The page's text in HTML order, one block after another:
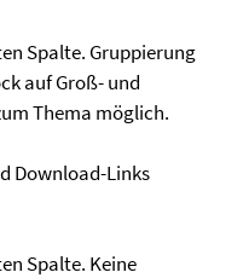
Spalte. Gruppierung
auf Groß- und
Thema möglich.
Download-Links
Spalte. Keine